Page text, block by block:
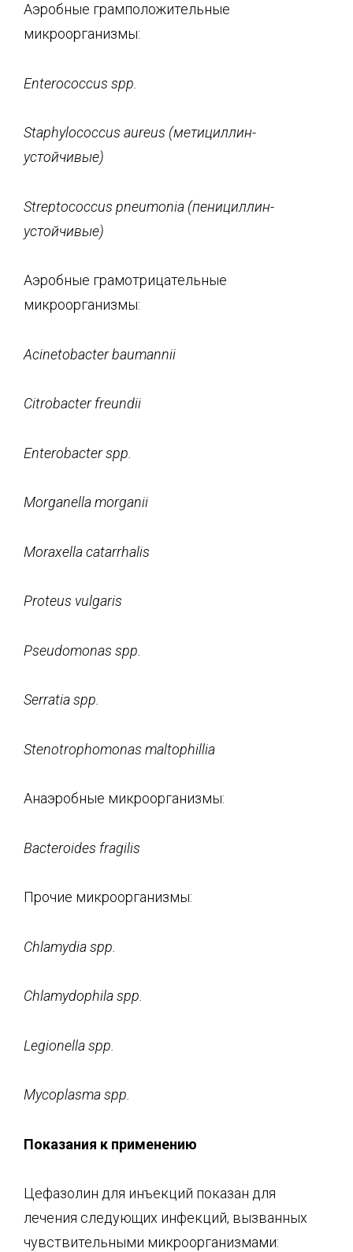
Аэробные грамположительные
микроорганизмы:
Enterococcus spp
Staphylococcus aureus (метициллин-
устойчивые)
Streptococcus pneumonia (пенициллин-
устойчивые)
Аэробные грамотрицательные
микроорганизмы:
Acinetobacterbaumannii
Citrobacter freundii
Enterobacter spp.
Morganellamorganii
Moraxella catarrhalis
Proteus vulgaris
Pseudomonas spp.
Serratiaspp.
Stenotrophomonas maltophillia
Анаэробные микроорганизмы:
Bacteroides fragilis
Прочие микроорганизмы:
Chlamydia spp.
Chlamydophila spp.
Legionellaspp
Mycoplasmaspp
Показания к применению
Цефазолин для инъекций показан для
лечения следующих инфекций, вызванных
чувствительными микроорганизмами: